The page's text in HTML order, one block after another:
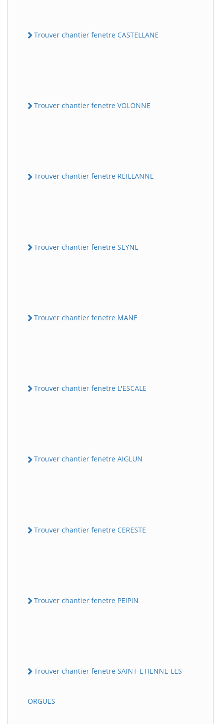
Trouver chantier fenetre CASTELLANE
Trouver chantier fenetre VOLONNE
Trouver chantier fenetre REILLANNE
Trouver chantier fenetre SEYNE
Trouver chantier fenetre MANE
Trouver chantier fenetre L'ESCALE
Trouver chantier fenetre AIGLUN
Trouver chantier fenetre CERESTE
Trouver chantier fenetre PEIPIN
Trouver chantier fenetre SAINT-ETIENNE-LES-
ORGUES